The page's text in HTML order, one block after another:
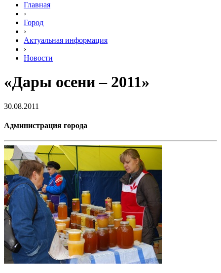
Главная
›
Город
›
Актуальная информация
›
Новости
«Дары осени – 2011»
30.08.2011
Администрация города